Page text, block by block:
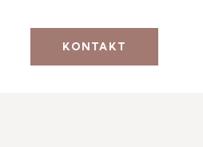
KONTAKT